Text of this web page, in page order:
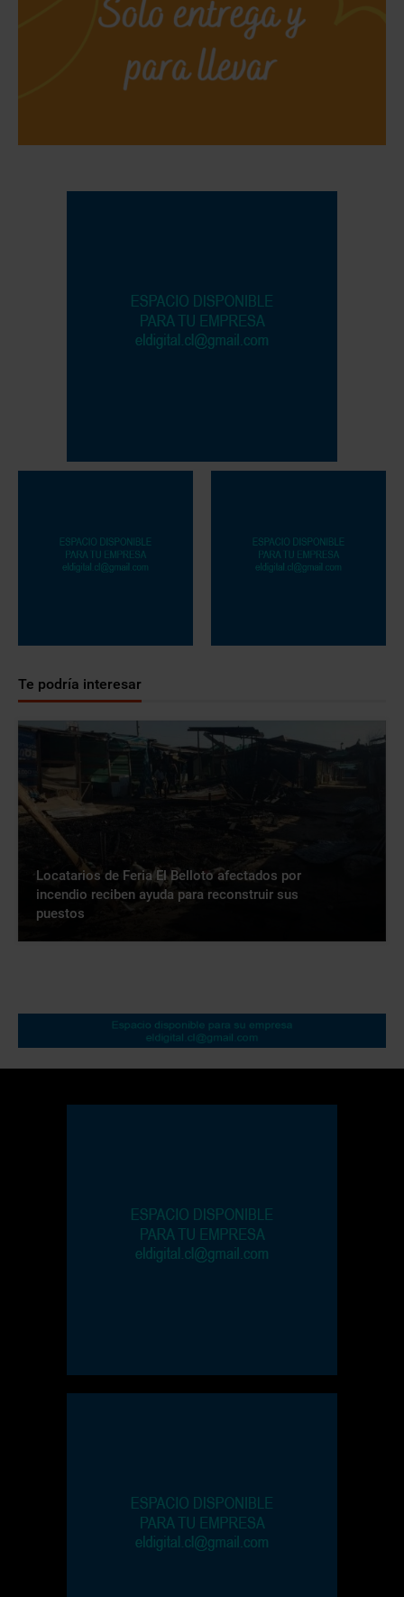
Te podría interesar
Locatarios de Feria El Belloto afectados por
incendio reciben ayuda para reconstruir sus
puestos